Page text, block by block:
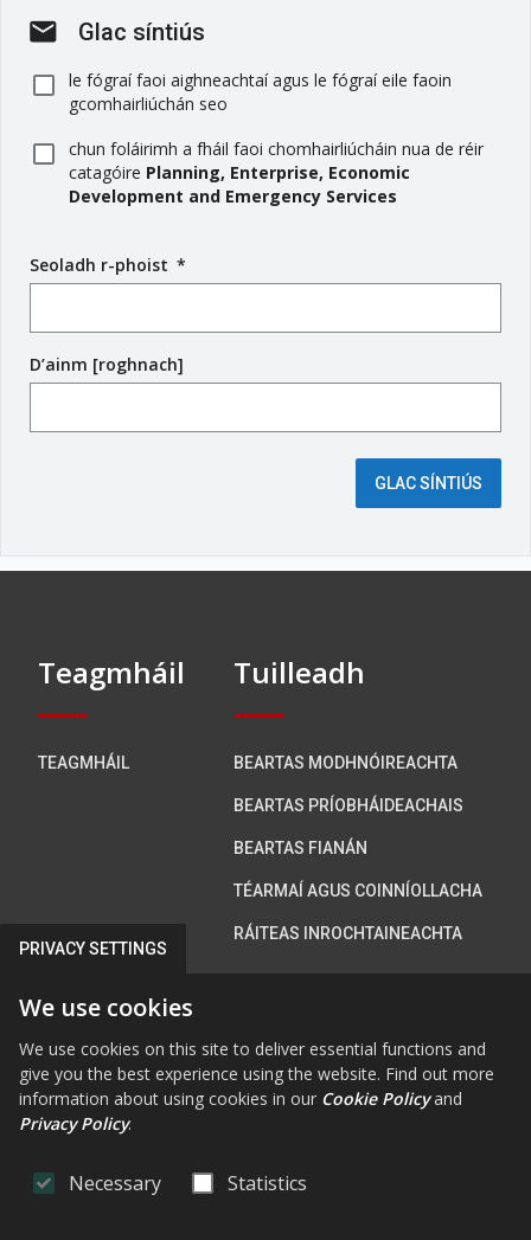
PRIVACY SETTINGS
We use cookies
We use cookies on this site to deliver essential functions and
give you the best experience using the website. Find out more
information about using cookies in our Cookie Policyand
Privacy Policy.
Necessary Statistics
mail Glac síntiús
le fógraí faoi aighneachtaí agus le fógraí eile faoin
gcomhairliúchán seo
chun foláirimh a fháil faoi chomhairliúcháin nua de réir
catagóire Planning, Enterprise, Economic
Development and Emergency Services
Seoladh r-phoist (
r
i
m
s
é
n
h
)
*
D’ainm [roghnach]
GLAC SÍNTIÚS
Teagmháil
TEAGMHÁIL
Tuilleadh
BEARTAS MODHNÓIREACHTA
BEARTAS PRÍOBHÁIDEACHAIS
BEARTAS FIANÁN
TÉARMAÍ AGUS COINNÍOLLACHA
RÁITEAS INROCHTAINEACHTA
Bí i dteagmháil linn
FAB FA-FACEBOOK-F
FAB FA-X-